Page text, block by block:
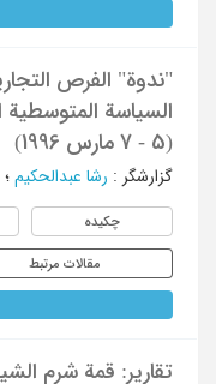
"ندوة" الفرص
السیاسة المتوسطیة
(5 - 7 مارس 1996)
گزارشگر : رشا عبدالحکیم ؛
چکیده
مقالات مرتبط
تقاریر: قمة شرم